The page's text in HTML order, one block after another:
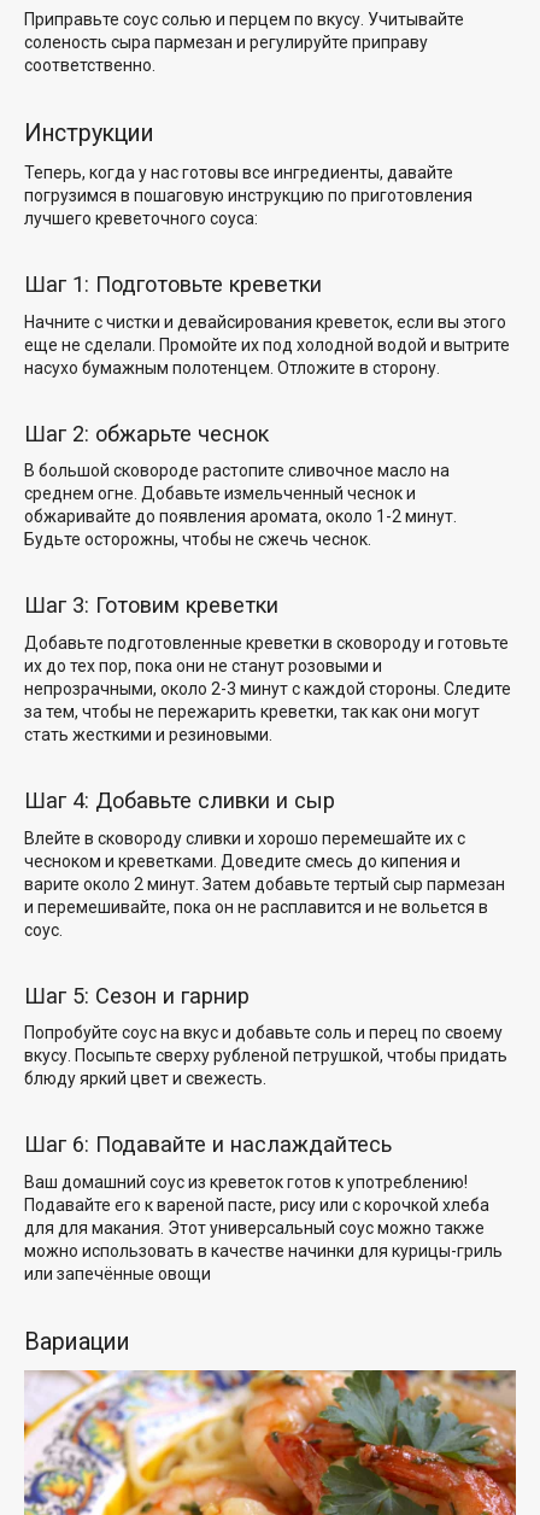
Приправьте соус солью и перцем по вкусу. Учитывайте
соленость сыра пармезан и регулируйте приправу
соответственно.
Инструкции
Теперь, когда у нас готовы все ингредиенты, давайте
погрузимся в пошаговую инструкцию по приготовления
лучшего креветочного соуса:
Шаг 1: Подготовьте креветки
Начните с чистки и девайсирования креветок, если вы этого
еще не сделали. Промойте их под холодной водой и вытрите
насухо бумажным полотенцем. Отложите в сторону.
Шаг 2: обжарьте чеснок
В большой сковороде растопите сливочное масло на
среднем огне. Добавьте измельченный чеснок и
обжаривайте до появления аромата, около 1-2 минут.
Будьте осторожны, чтобы не сжечь чеснок.
Шаг 3: Готовим креветки
Добавьте подготовленные креветки в сковороду и готовьте
их до тех пор, пока они не станут розовыми и
непрозрачными, около 2-3 минут с каждой стороны. Следите
за тем, чтобы не пережарить креветки, так как они могут
стать жесткими и резиновыми.
Шаг 4: Добавьте сливки и сыр
Влейте в сковороду сливки и хорошо перемешайте их с
чесноком и креветками. Доведите смесь до кипения и
варите около 2 минут. Затем добавьте тертый сыр пармезан
и перемешивайте, пока он не расплавится и не вольется в
соус.
Шаг 5: Сезон и гарнир
Попробуйте соус на вкус и добавьте соль и перец по своему
вкусу. Посыпьте сверху рубленой петрушкой, чтобы придать
блюду яркий цвет и свежесть.
Шаг 6: Подавайте и наслаждайтесь
Ваш домашний соус из креветок готов к употреблению!
Подавайте его к вареной пасте, рису или с корочкой хлеба
для для макания. Этот универсальный соус можно также
можно использовать в качестве начинки для курицы-гриль
или запечённые овощи
Вариации